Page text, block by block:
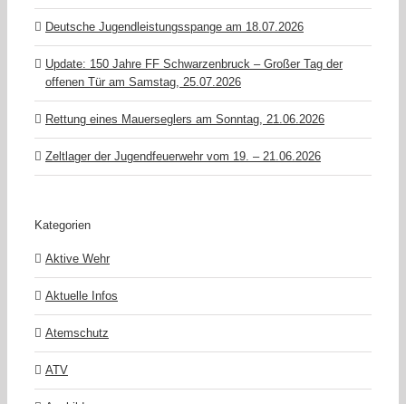
Deutsche Jugendleistungsspange am 18.07.2026
Update: 150 Jahre FF Schwarzenbruck – Großer Tag der
offenen Tür am Samstag, 25.07.2026
Rettung eines Mauerseglers am Sonntag, 21.06.2026
Zeltlager der Jugendfeuerwehr vom 19. – 21.06.2026
Kategorien
Aktive Wehr
Aktuelle Infos
Atemschutz
ATV